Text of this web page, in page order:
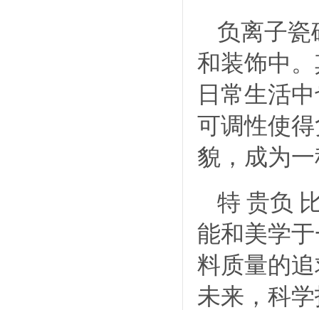
负离子瓷
和装饰中
日常生活
可调性使
貌，成为
特 贵负
能和美学
料质量的
未来，科